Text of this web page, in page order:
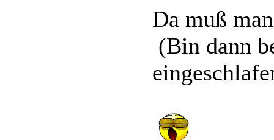
Da muß
(Bin dann